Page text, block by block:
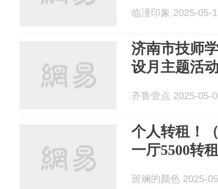
临潼印象 2025-05-
济南市技师
设月主题活
齐鲁壹点 2025-05-
个人转租！
一厅5500转
斑斓的颜色 2025-